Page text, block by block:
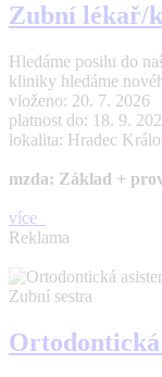
Zubní lékař/
Hledáme posilu do
kliniky hledáme
vloženo: 20. 7. 2026
platnost do: 18. 9.
lokalita: Hradec
mzda: Základ +
více
Reklama
Zubní sestra
Ortodontická